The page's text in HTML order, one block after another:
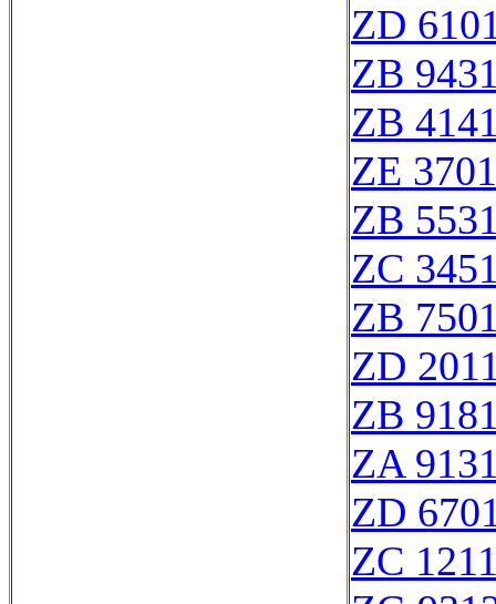
ZD
ZB
ZB
ZE
ZB
ZC
ZB
ZD
ZB
ZA
ZD
ZC